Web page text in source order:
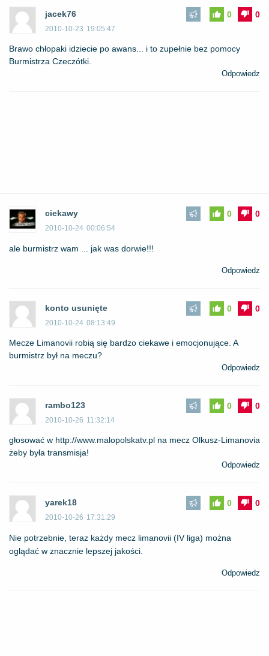
jacek76
2010-10-23 19:05:47
0
0
Brawo chłopaki idziecie po awans... i to zupełnie bez pomocy
Burmistrza Czeczótki.
Odpowiedz
ciekawy
2010-10-24 00:06:54
0
0
ale burmistrz wam ... jak was dorwie!!!
Odpowiedz
konto usunięte
2010-10-24 08:13:49
0
0
Mecze Limanovii robią się bardzo ciekawe i emocjonujące. A
burmistrz był na meczu?
Odpowiedz
rambo123
2010-10-26 11:32:14
0
0
głosować w http://www.malopolskatv.pl na mecz Olkusz-Limanovia
żeby była transmisja!
Odpowiedz
yarek18
2010-10-26 17:31:29
0
0
Nie potrzebnie, teraz każdy mecz limanovii (IV liga) można
oglądać w znacznie lepszej jakości.
Odpowiedz